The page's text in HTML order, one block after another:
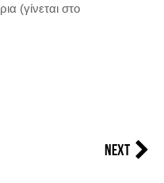
(γίνεται στο
Next